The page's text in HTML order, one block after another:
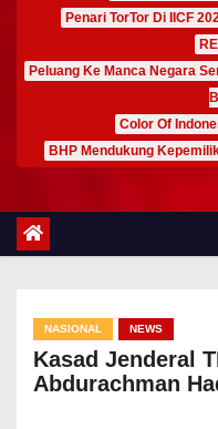
Penari TorTor Di IICF
Peluang Ke Manca Negara
Color Of
BHP Mendukung
NASIONAL NEWS
Kasad Jenderal
Abdurachman